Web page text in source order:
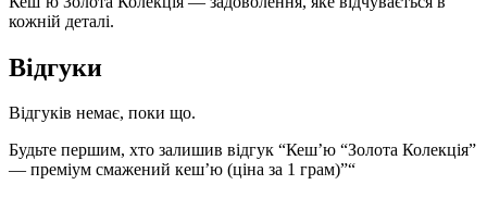
кожній деталі.
Відгуки
Відгуків немає, поки що.
Будьте першим, хто залишив відгук “Кеш’ю “Золота Колекція”
— преміум смажений кеш’ю (ціна за 1 грам)”“